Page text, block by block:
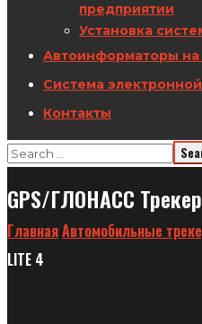
предприятии
Установка
Автоинформаторы на
Система
Контакты
GPS/ГЛОНАСС
ГлавнаяАвтомобильные
LITE 4